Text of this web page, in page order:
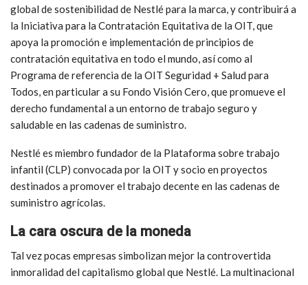
global de sostenibilidad de Nestlé para la marca, y contribuirá a
la Iniciativa para la Contratación Equitativa de la OIT, que
apoya la promoción e implementación de principios de
contratación equitativa en todo el mundo, así como al
Programa de referencia de la OIT Seguridad + Salud para
Todos, en particular a su Fondo Visión Cero, que promueve el
derecho fundamental a un entorno de trabajo seguro y
saludable en las cadenas de suministro.
Nestlé es miembro fundador de la Plataforma sobre trabajo
infantil (CLP) convocada por la OIT y socio en proyectos
destinados a promover el trabajo decente en las cadenas de
suministro agrícolas.
La cara oscura de la moneda
Tal vez pocas empresas simbolizan mejor la controvertida
inmoralidad del capitalismo global que Nestlé. La multinacional